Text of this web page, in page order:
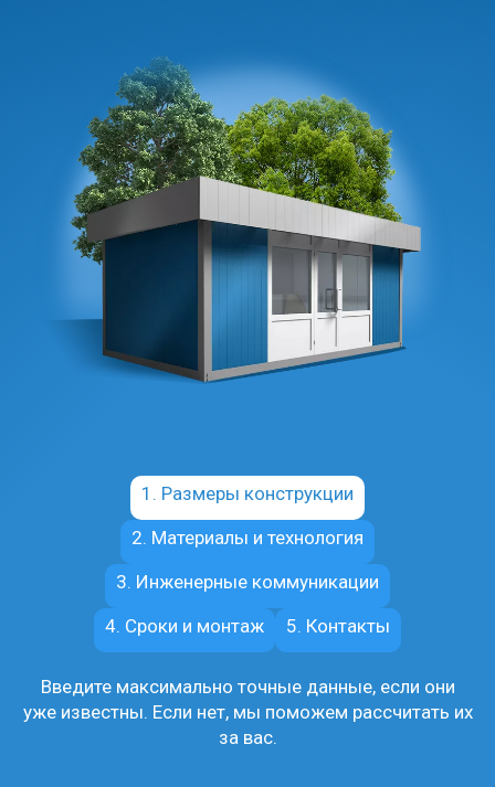
1. Размеры конструкции
2. Материалы и технология
3. Инженерные коммуникации
4. Сроки и монтаж
5. Контакты
Введите максимально точные данные, если они
уже известны. Если нет, мы поможем рассчитать их
за вас.